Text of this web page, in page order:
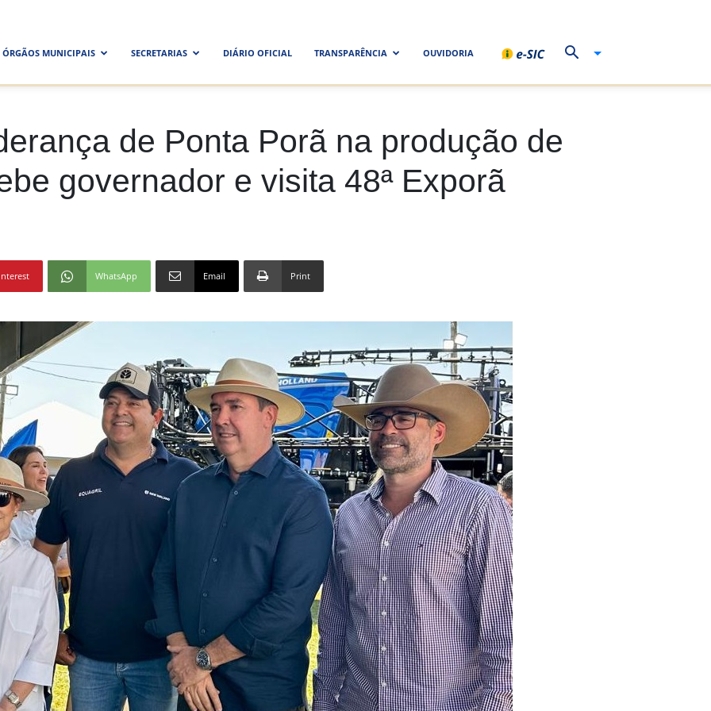
ÓRGÃOS MUNICIPAIS SECRETARIAS DIÁRIO OFICIAL TRANSPARÊNCIA OUVIDORIA
de Ponta Porã na produção de
governador e visita 48ª Exporã
WhatsApp Email Print